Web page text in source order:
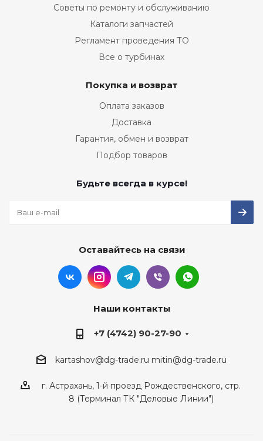
Советы по ремонту и обслуживанию
Каталоги запчастей
Регламент проведения ТО
Все о турбинах
Покупка и возврат
Оплата заказов
Доставка
Гарантия, обмен и возврат
Подбор товаров
Будьте всегда в курсе!
Оставайтесь на связи
Наши контакты
+7 (4742) 90-27-90
kartashov@dg-trade.ru mitin@dg-trade.ru
г. Астрахань, 1-й проезд Рождественского, стр.
8 (Терминал ТК "Деловые Линии")